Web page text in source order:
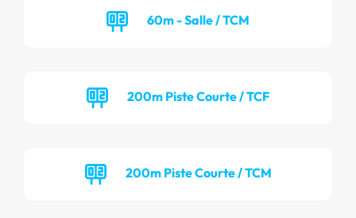
60m - Salle / TCM
200m Piste Courte / TCF
200m Piste Courte / TCM